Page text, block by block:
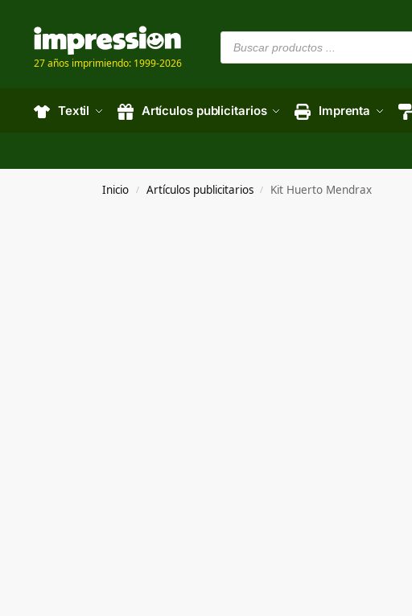
27 años imprimiendo: 1999-2026
Textil Artículos publicitarios Imprenta
Inicio / Artículos publicitarios / Kit Huerto Mendrax